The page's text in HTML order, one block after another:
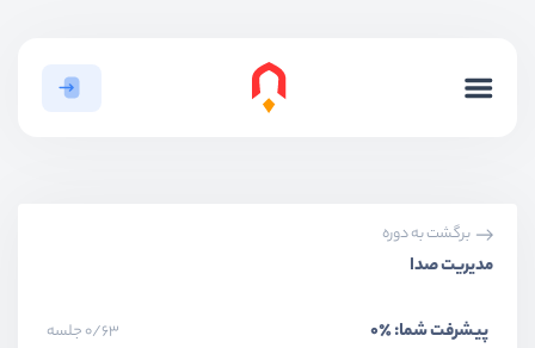
برگشت به دوره
مدیریت صدا
پیشرفت شما:٪0 0/63 جلسه